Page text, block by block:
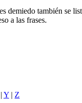
también se
a las frases.
| Y | Z